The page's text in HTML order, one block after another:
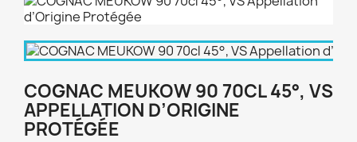
COGNAC MEUKOW 90 70CL 45°, VS
APPELLATION D’ORIGINE
PROTÉGÉE